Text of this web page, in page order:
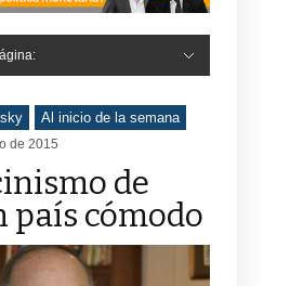
Al inicio de la semana
de 2015
de
país cómodo